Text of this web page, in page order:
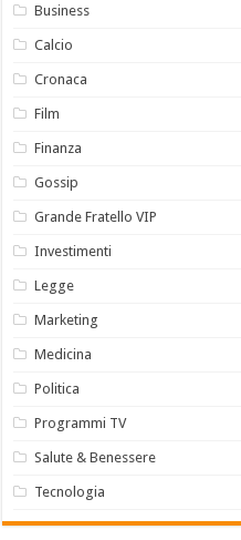
Business
Calcio
Cronaca
Film
Finanza
Gossip
Grande Fratello VIP
Investimenti
Legge
Marketing
Medicina
Politica
Programmi TV
Salute & Benessere
Tecnologia